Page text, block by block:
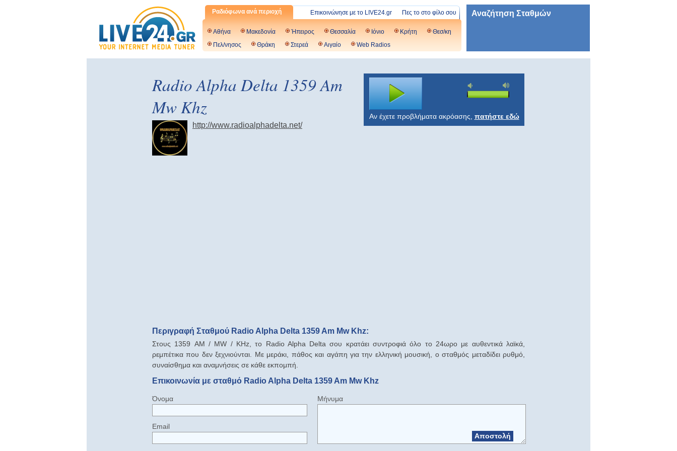
Ραδιόφωνα ανά περιοχή Πες το στο φίλο σου
Επικοινώνησε με το LIVE24.gr
Αθήνα Μακεδονία Ήπειρος Θεσσαλία Ιόνιο Κρήτη
Θεσ/κη
Πελ/νησος
Θράκη Στερεά Αιγαίο Web Radios
Αναζήτηση Σταθμών
Radio Alpha Delta 1359 Am
Mw Khz
http://www.radioalphadelta.net/
Αν έχετε προβλήματα ακρόασης, πατήστε εδώ
Περιγραφή Σταθμού Radio Alpha Delta 1359 Am Mw Khz:
Στους 1359 AM / MW / KHz, το Radio Alpha Delta σου κρατάει συντροφιά όλο το 24ωρο με αυθεντικά λαϊκά,
ρεμπέτικα που δεν ξεχνιούνται. Με μεράκι, πάθος και αγάπη για την ελληνική μουσική, ο σταθμός μεταδίδει ρυθμό,
συναίσθημα και αναμνήσεις σε κάθε εκπομπή.
Επικοινωνία με σταθμό Radio Alpha Delta 1359 Am Mw Khz
Όνομα
Email
Μήνυμα
Αποστολή